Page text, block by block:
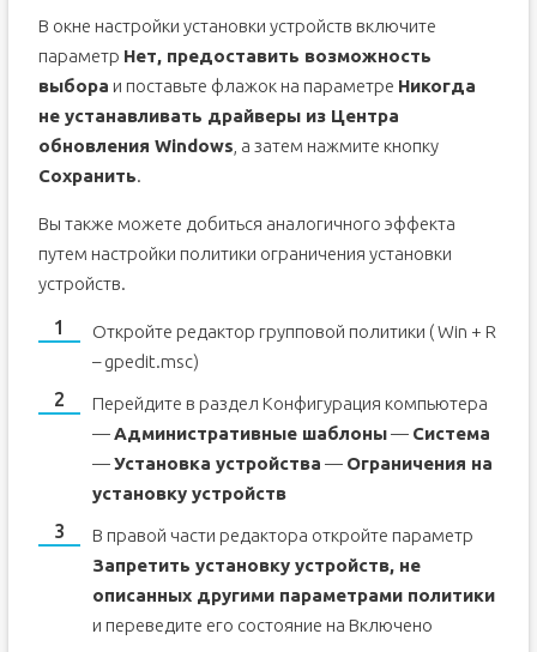
В окне настройки установки устройств включите
параметр Нет, предоставить возможность
выбора и поставьте флажок на параметре Никогда
не устанавливать драйверы из Центра
обновления Windows , а затем нажмите кнопку
Сохранить.
Вы также можете добиться аналогичного эффекта
путем настройки политики ограничения установки
устройств.
Откройте редактор групповой политики ( Win + R
– gpedit.msc)
Перейдите в раздел Конфигурация компьютера
—Административные шаблоны— Система
—Установка устройства — Ограничения на
установку устройств
В правой части редактора откройте параметр
Запретить установку устройств, не
описанных другими параметрами политики
и переведите его состояние на Включено